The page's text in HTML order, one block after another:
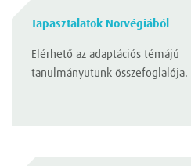
Tapasztalatok Norvégiából
Elérhető az adaptációs témájú
tanulmányutunk összefoglalója.